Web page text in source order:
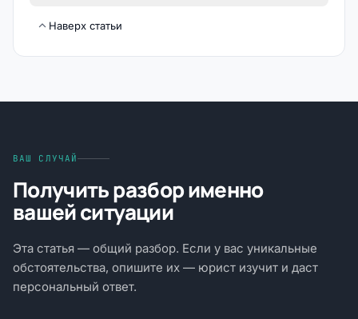
Наверх статьи
ВАШ СЛУЧАЙ
Получить разбор именно
вашей ситуации
Эта статья — общий разбор. Если у вас уникальные
обстоятельства, опишите их — юрист изучит и даст
персональный ответ.